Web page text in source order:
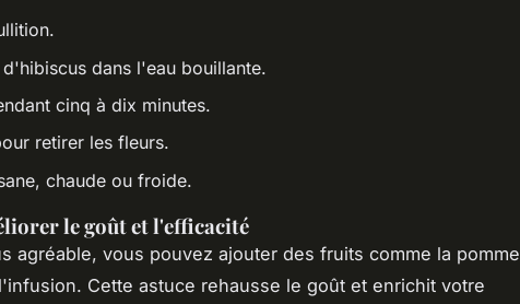
dans l'eau bouillante.
cinq à dix minutes.
retirer les fleurs.
chaude ou froide.
le goût et l'efficacité
agréable, vous pouvez ajouter des fruits comme la pomme
Cette astuce rehausse le goût et enrichit votre